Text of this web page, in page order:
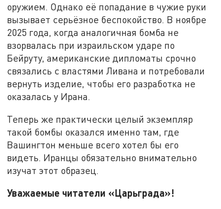
оружием. Однако её попадание в чужие руки
вызывает серьёзное беспокойство. В ноябре
2025 года, когда аналогичная бомба не
взорвалась при израильском ударе по
Бейруту, американские дипломаты срочно
связались с властями Ливана и потребовали
вернуть изделие, чтобы его разработка не
оказалась у Ирана.
Теперь же практически целый экземпляр
такой бомбы оказался именно там, где
Вашингтон меньше всего хотел бы его
видеть. Иранцы обязательно внимательно
изучат этот образец.
Уважаемые читатели «Царьграда»!